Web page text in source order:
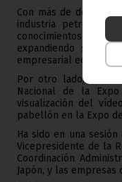
Con más de dos
industria petrolera
conocimientos en el
expandiendo sus
empresarial
Por otro lado, en la
Nacional de la
visualización del
pabellón en la Expo
Ha sido en una
Vicepresidente de la
Coordinación
Japón, y las empresas